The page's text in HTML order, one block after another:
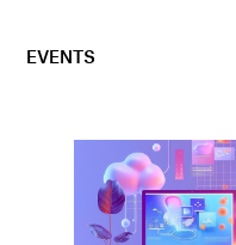
EVENTS